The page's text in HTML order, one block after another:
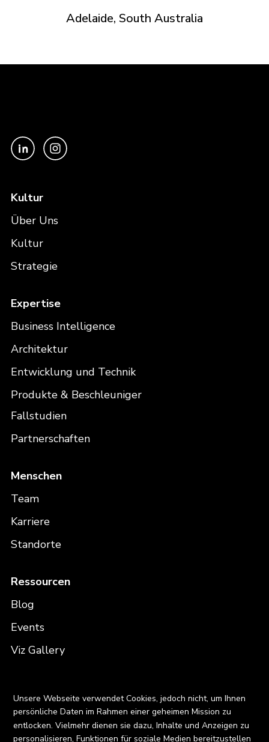
Adelaide, South Australia
Kultur
Über Uns
Kultur
Strategie
Expertise
Business Intelligence
Architektur
Entwicklung und Technik
Produkte & Beschleuniger
Fallstudien
Partnerschaften
Menschen
Team
Karriere
Standorte
Ressourcen
Blog
Events
Viz Gallery
Unsere Webseite verwendet Cookies, jedoch nicht, um Ihnen
persönliche Daten im Rahmen einer geheimen Mission zu
entlocken. Vielmehr dienen sie dazu, Inhalte und Anzeigen zu
personalisieren, Funktionen für soziale Medien bereitzustellen